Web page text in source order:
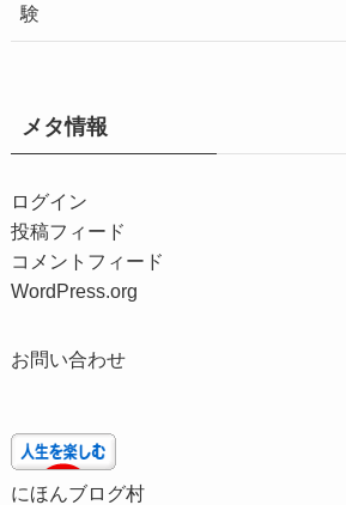
験
メタ情報
ログイン
投稿フィード
コメントフィード
WordPress.org
お問い合わせ
にほんブログ村